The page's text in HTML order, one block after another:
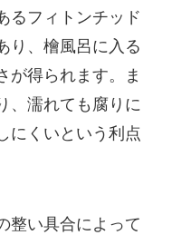
るフィトンチッド
り、檜風呂に入る
が得られます。ま
、濡れても腐りに
にくいという利点
整い具合によって